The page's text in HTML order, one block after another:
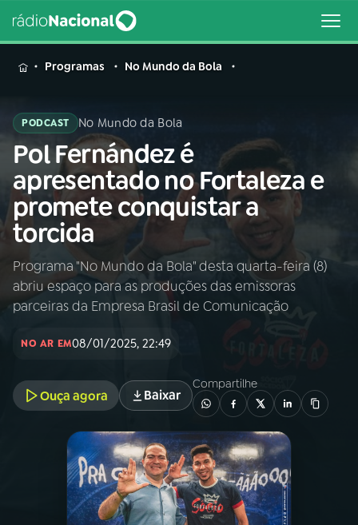
MENU
Buscar
na
Rádio
Nacional
Buscar
01INÍCIO
02A RÁDIO
03PROGRAMAÇÃO
PROGRAMAS
PODCASTS
Programas No Mundo da Bola
PODCAST No Mundo da Bola
Pol Fernández é
apresentado no Fortaleza e
promete conquistar a
torcida
Programa "No Mundo da Bola" desta quarta-feira (8)
abriu espaço para as produções das emissoras
parceiras da Empresa Brasil de Comunicação
NO AR EM08/01/2025, 22:49
Ouça agora Baixar
Compartilhe